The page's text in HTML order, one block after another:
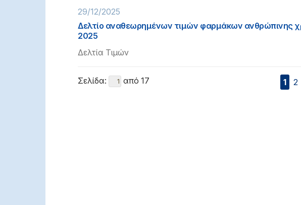
29/12/2025
Δελτίο αναθεωρημένων τιμών φαρμάκων ανθρώπινης
2025
Δελτία Τιμών
Σελίδα: από 17 1 2